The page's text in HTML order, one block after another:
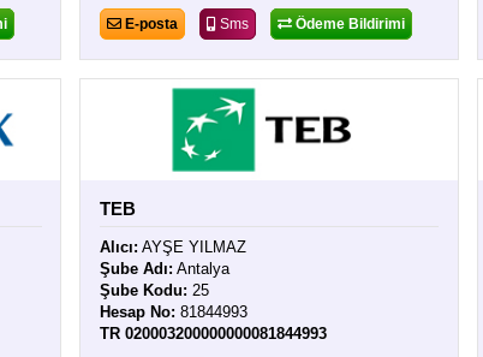
E-posta Sms Ödeme Bildirimi
TEB
Alıcı: AYŞE YILMAZ
Şube Adı: Antalya
Şube Kodu: 25
Hesap No: 81844993
TR 020003200000000081844993